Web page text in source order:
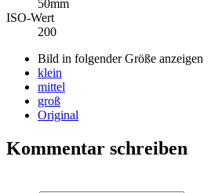
50mm
ISO-Wert
200
Bild in folgender Größe anzeigen
klein
mittel
groß
Original
Kommentar schreiben